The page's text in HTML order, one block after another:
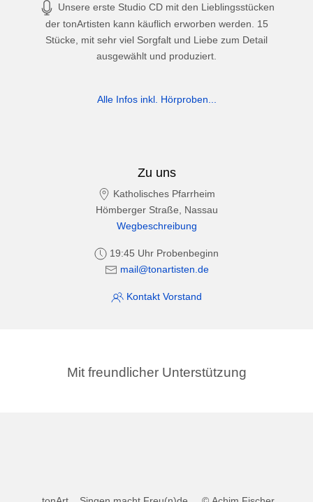
Unsere erste Studio CD mit den Lieblingsstücken
der tonArtisten kann käuflich erworben werden. 15
Stücke, mit sehr viel Sorgfalt und Liebe zum Detail
ausgewählt und produziert.
Alle Infos inkl. Hörproben...
Zu uns
Katholisches Pfarrheim
Hömberger Straße, Nassau
Wegbeschreibung
19:45 Uhr Probenbeginn
mail@tonartisten.de
Kontakt Vorstand
Mit freundlicher Unterstützung